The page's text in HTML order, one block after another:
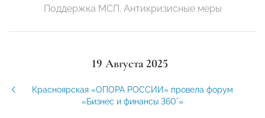
Поддержка МСП. Антикризисные меры
19 Августа 2025
Красноярская «ОПОРА РОССИИ» провела форум
«Бизнес и финансы 360°»